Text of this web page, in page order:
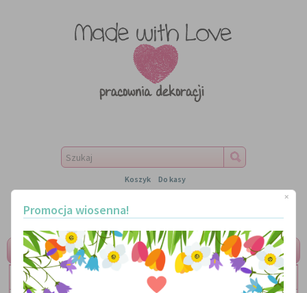
Koszyk Do kasy
MENU
LITERKI
×
Promocja wiosenna!